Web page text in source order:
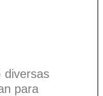
diversas
para